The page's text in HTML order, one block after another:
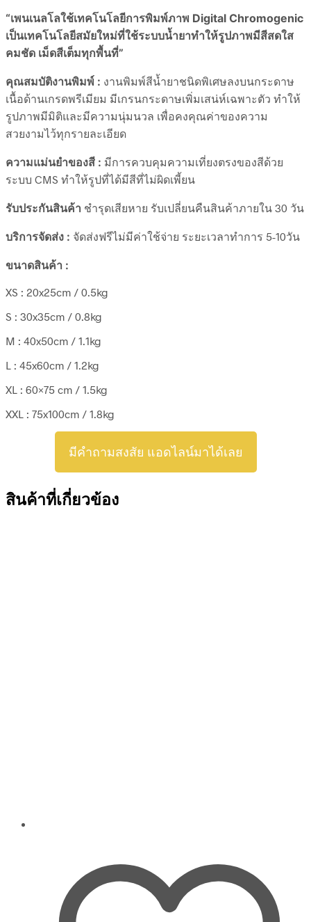
“เพนเนลโลใช้เทคโนโลยีการพิมพ์ภาพ Digital Chromogenic
เป็นเทคโนโลยีสมัยใหม่ที่ใช้ระบบน้ำยาทำให้รูปภาพมีสีสดใส
คมชัด เม็ดสีเต็มทุกพื้นที่”
คุณสมบัติงานพิมพ์ : งานพิมพ์สีน้ำยาชนิดพิเศษลงบนกระดาษ
เนื้อด้านเกรดพรีเมียม มีเกรนกระดาษเพิ่มเสน่ห์เฉพาะตัว ทำให้
รูปภาพมีมิติและมีความนุ่มนวล เพื่อคงคุณค่าของความ
สวยงามไว้ทุกรายละเอียด
ความแม่นยำของสี : มีการควบคุมความเที่ยงตรงของสีด้วย
ระบบ CMS ทำให้รูปที่ได้มีสีที่ไม่ผิดเพี้ยน
รับประกันสินค้า ชำรุดเสียหาย รับเปลี่ยนคืนสินค้าภายใน 30 วัน
บริการจัดส่ง : จัดส่งฟรีไม่มีค่าใช้จ่าย ระยะเวลาทำการ 5-10วัน
ขนาดสินค้า :
XS : 20x25cm / 0.5kg
S : 30x35cm / 0.8kg
M : 40x50cm / 1.1kg
L : 45x60cm / 1.2kg
XL : 60×75 cm / 1.5kg
XXL : 75x100cm / 1.8kg
มีคำถามสงสัย แอดไลน์มาได้เลย
สินค้าที่เกี่ยวข้อง